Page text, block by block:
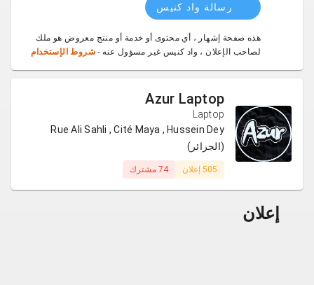
رسالة واد كنيس
هذه صفحة إشهار ، أي محتوى أو خدمة أو منتج معروض هو ملك
لصاحب الإعلان ، واد كنيس غير مسؤول عنه - شروط الإستخدام
Azur Laptop
Laptop
Rue Ali Sahli , Cité Maya , Hussein Dey
(الجزائر)
505 إعلان 74 مشترك
إعلان